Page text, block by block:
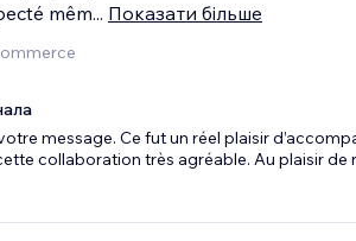
mêm... Показати більше
message. Ce fut un réel plaisir
collaboration très agréable. Au plaisir de